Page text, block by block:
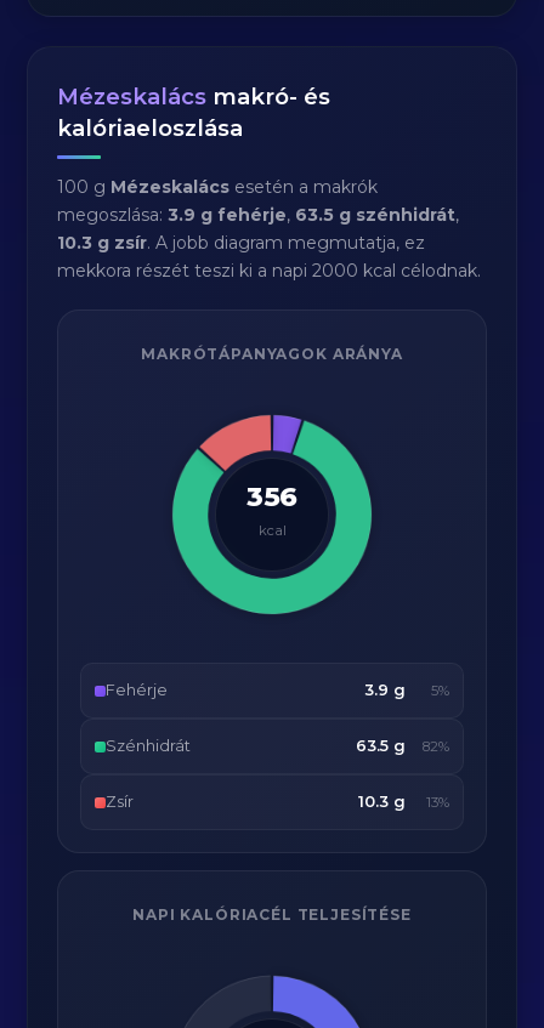
Mézeskalács makró- és
kalóriaeloszlása
100 g Mézeskalács esetén a makrók
megoszlása:3.9 g fehérje, 63.5 g szénhidrát,
10.3 g zsír. A jobb diagram megmutatja, ez
mekkora részét teszi ki a napi 2000 kcal célodnak.
MAKRÓTÁPANYAGOK ARÁNYA
356
kcal
Fehérje 3.9 g 5%
Szénhidrát 63.5 g 82%
Zsír 10.3 g 13%
NAPI KALÓRIACÉL TELJESÍTÉSE